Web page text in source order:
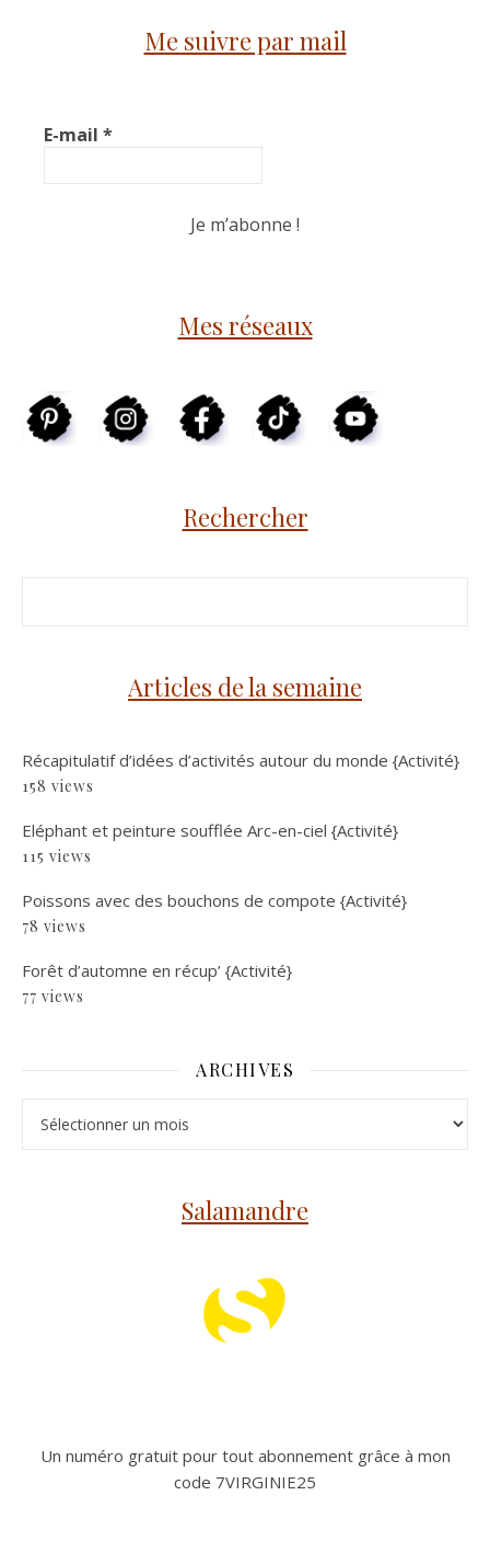
Me suivre par mail
E-mail *
Mes réseaux
Rechercher
Articles de la semaine
Récapitulatif d’idées d’activités autour du monde {Activité}
158 views
Eléphant et peinture soufflée Arc-en-ciel {Activité}
115 views
Poissons avec des bouchons de compote {Activité}
78 views
Forêt d’automne en récup’ {Activité}
77 views
ARCHIVES
Salamandre
Un numéro gratuit pour tout abonnement grâce à mon
code 7VIRGINIE25